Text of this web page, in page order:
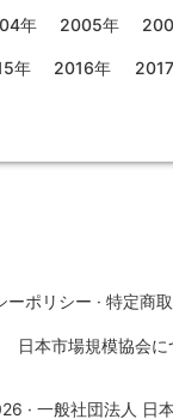
年 2005年
年 2016年
ーポリシー · 特定商
日本市場規模協会に
· 一般社団法人 日